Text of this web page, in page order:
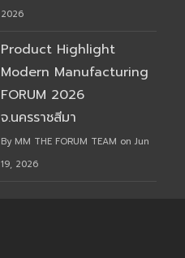
2026
Product Highlight
Modern Manufacturing
FORUM 2026
จ.นครราชสีมา
By MM THE FORUM TEAM on Jun
19, 2026